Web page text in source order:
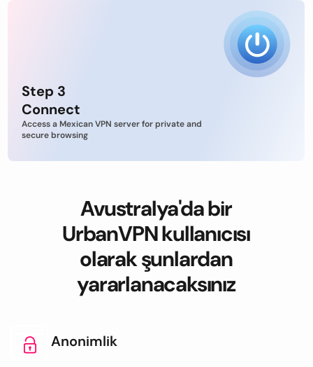
Step 3
Connect
Access a Mexican VPN server for private and
secure browsing
Avustralya'da bir
UrbanVPN kullanıcısı
olarak şunlardan
yararlanacaksınız
Anonimlik